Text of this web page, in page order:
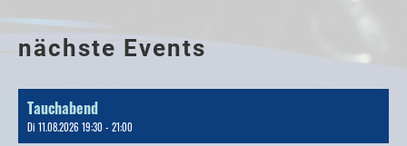
nächste Events
Tauchabend
Di 11.08.2026 19:30 - 21:00